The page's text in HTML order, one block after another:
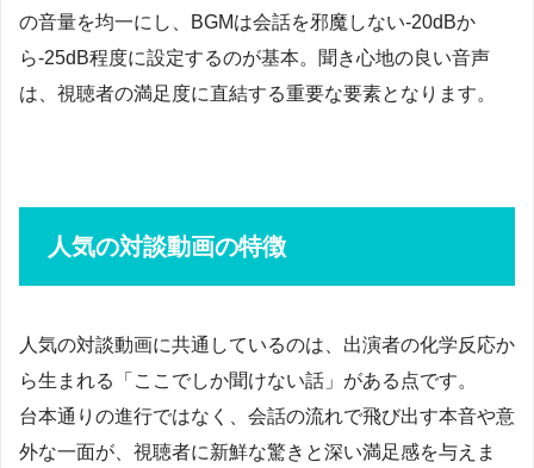
の音量を均一にし、BGMは会話を邪魔しない-20dBか
ら-25dB程度に設定するのが基本。聞き心地の良い音声
は、視聴者の満足度に直結する重要な要素となります。
人気の対談動画の特徴
人気の対談動画に共通しているのは、出演者の化学反応か
ら生まれる「ここでしか聞けない話」がある点です。
台本通りの進行ではなく、会話の流れで飛び出す本音や意
外な一面が、視聴者に新鮮な驚きと深い満足感を与えま